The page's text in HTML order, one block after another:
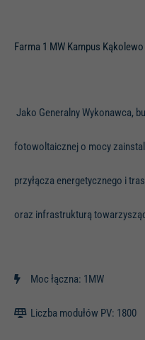
Farma 1 MW Kampus Kąkolewo
Jako Generalny Wykonawca,
fotowoltaicznej o mocy
przyłącza energetycznego i
oraz infrastrukturą
Moc łączna: 1MW
Liczba modułów PV: 1800